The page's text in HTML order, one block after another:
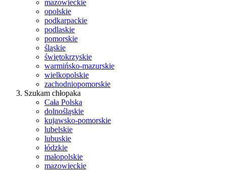
mazowieckie
opolskie
podkarpackie
podlaskie
pomorskie
śląskie
świętokrzyskie
warmińsko-mazurskie
wielkopolskie
zachodniopomorskie
Szukam chłopaka
Cała Polska
dolnośląskie
kujawsko-pomorskie
lubelskie
lubuskie
łódzkie
małopolskie
mazowieckie